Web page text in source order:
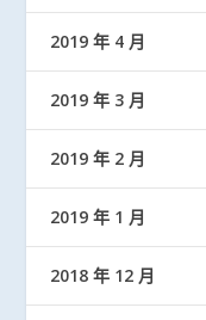
2019 年 4 月
2019 年 3 月
2019 年 2 月
2019 年 1 月
2018 年 12 月